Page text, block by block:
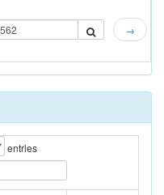
→
entries